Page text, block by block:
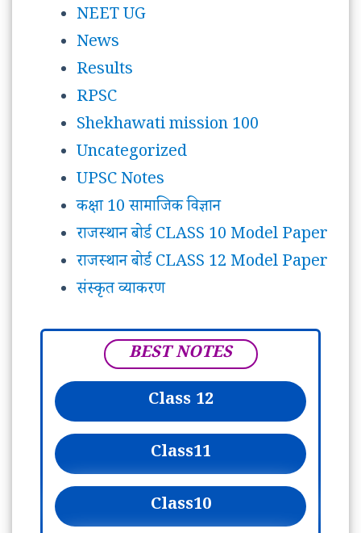
NEET UG
News
Results
RPSC
Shekhawati mission 100
Uncategorized
UPSC Notes
कक्षा 10 सामाजिक विज्ञान
राजस्थान बोर्ड CLASS 10 Model Paper
राजस्थान बोर्ड CLASS 12 Model Paper
संस्कृत व्याकरण
BEST NOTES
Class 12
Class11
Class10